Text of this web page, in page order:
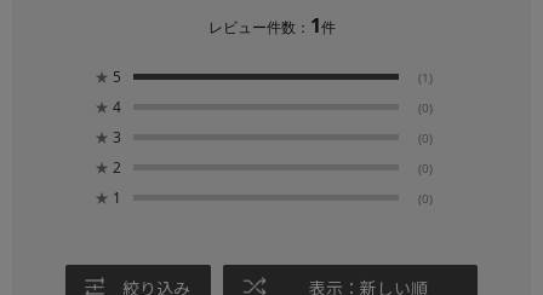
レビュー件数： 1件
★ 5 (1)
★ 4 (0)
★ 3 (0)
★ 2 (0)
★ 1 (0)
絞り込み 表示：新しい順